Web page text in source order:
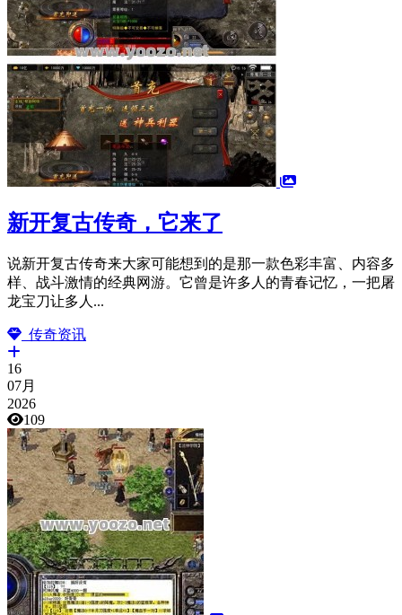
新开复古传奇，它来了
说新开复古传奇来大家可能想到的是那一款色彩丰富、内容多
样、战斗激情的经典网游。它曾是许多人的青春记忆，一把屠
龙宝刀让多人...
传奇资讯
16
07月
2026
109